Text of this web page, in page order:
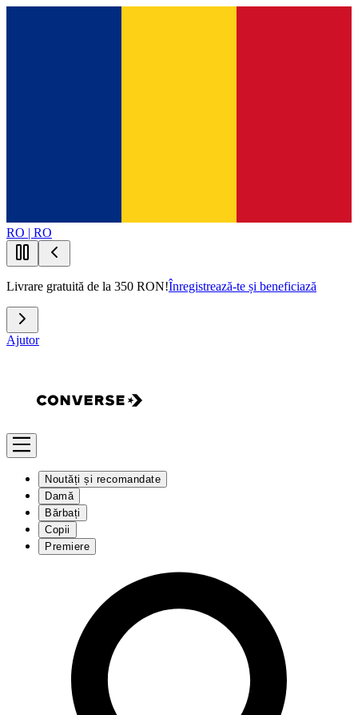
RO | RO
Livrare gratuită de la 350 RON!Înregistrează-te și beneficiază
Ajutor
Noutăți și recomandate
Damă
Bărbați
Copii
Premiere